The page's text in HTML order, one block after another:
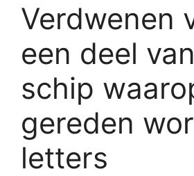
Verdwenen
een deel
schip
gereden
letters